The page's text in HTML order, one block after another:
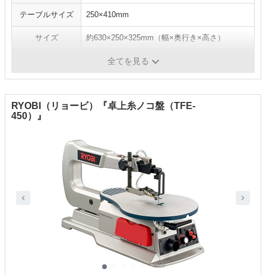
テーブルサイズ 250×410mm
サイズ 約630×250×325mm（幅×奥行き×高さ）
約11kg全てを見る
RYOBI（リョービ）『卓上糸ノコ盤（TFE-
450）』